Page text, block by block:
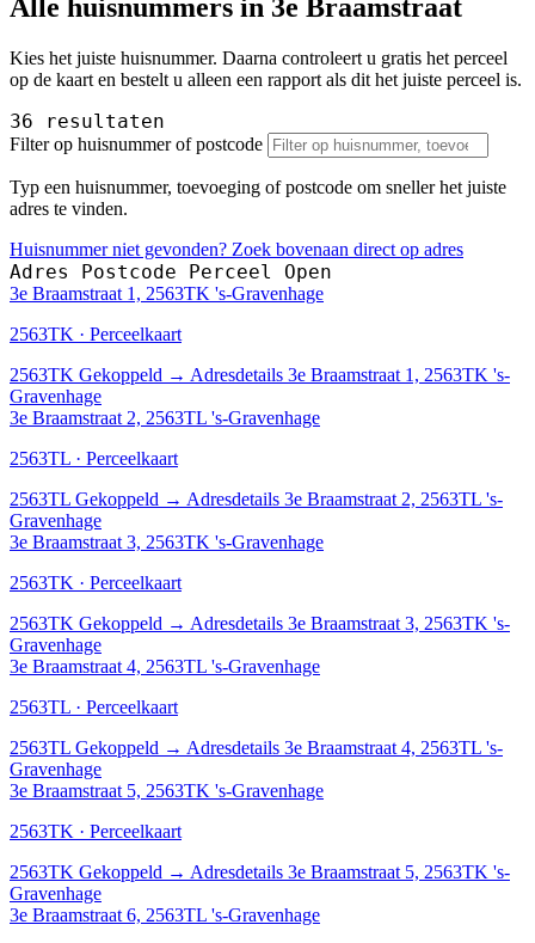
Alle huisnummers in 3e Braamstraat
Kies het juiste huisnummer. Daarna controleert u gratis het perceel
op de kaart en bestelt u alleen een rapport als dit het juiste perceel is.
36 resultaten
Filter op huisnummer of postcode
Typ een huisnummer, toevoeging of postcode om sneller het juiste
adres te vinden.
Huisnummer niet gevonden? Zoek bovenaan direct op adres
Adres Postcode Perceel Open
3e Braamstraat 1, 2563TK 's-Gravenhage
2563TK · Perceelkaart
2563TK Gekoppeld → Adresdetails 3e Braamstraat 1, 2563TK 's-
Gravenhage
3e Braamstraat 2, 2563TL 's-Gravenhage
2563TL · Perceelkaart
2563TL Gekoppeld → Adresdetails 3e Braamstraat 2, 2563TL 's-
Gravenhage
3e Braamstraat 3, 2563TK 's-Gravenhage
2563TK · Perceelkaart
2563TK Gekoppeld → Adresdetails 3e Braamstraat 3, 2563TK 's-
Gravenhage
3e Braamstraat 4, 2563TL 's-Gravenhage
2563TL · Perceelkaart
2563TL Gekoppeld → Adresdetails 3e Braamstraat 4, 2563TL 's-
Gravenhage
3e Braamstraat 5, 2563TK 's-Gravenhage
2563TK · Perceelkaart
2563TK Gekoppeld → Adresdetails 3e Braamstraat 5, 2563TK 's-
Gravenhage
3e Braamstraat 6, 2563TL 's-Gravenhage